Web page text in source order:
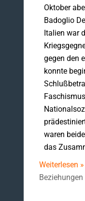
Oktober
Badoglio
Italien war
gegen den
konnte
waren
das
Weiterlesen »